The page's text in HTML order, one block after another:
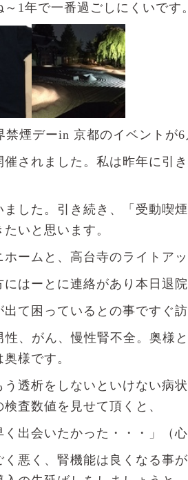
～1年で一番過ごしにくいです
禁煙デーin 京都のイベントが
催されました。私は昨年に引
ました。引き続き、「受動喫
いと思います。
ホームと、高台寺のライトア
にはーとに連絡があり本日退
出て困っているとの事ですぐ
性、がん、慢性腎不全。奥様
様です。
う透析をしないといけない病
査数値を見せて頂くと、
く出会いたかった・・・」（
く悪く、腎機能は良くなる事